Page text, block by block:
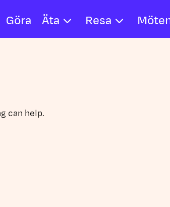
Göra Äta Resa
can help.